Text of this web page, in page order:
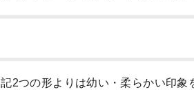
記2つの形よりは幼い・柔らかい印象